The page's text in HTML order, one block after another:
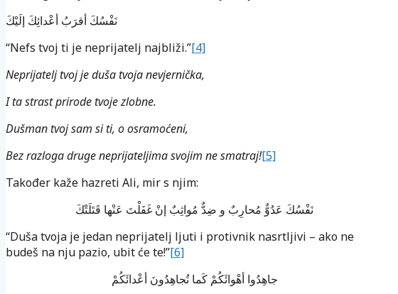
نَفْسُكَ أقرَبُ أعْدائِكَ ﺇلَيْكَ
“Nefs tvoj ti je neprijatelj najbliži.”[4]
Neprijatelj tvoj je duša tvoja nevjernička,
I ta strast prirode tvoje zlobne.
Dušman tvoj sam si ti, o osramoćeni,
Bez razloga druge neprijateljima svojim ne smatraj![5]
Također kaže hazreti Ali, mir s njim:
نَفْسُكَ عَدُوٌّ مُحارِبٌ و ضِدٌّ مُواثِبٌ إنْ غَفَلْتَ عَنْها قَتَلَتْكَ
“Duša tvoja je jedan neprijatelj ljuti i protivnik nasrtljivi – ako ne
budeš na nju pazio, ubit će te!”[6]
جاهِدُوا أهْوائَكُمْ كَما تُجاهِدُونَ أعْدائَكُمْ